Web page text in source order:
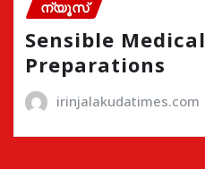
ന്യൂസ്
Sensible
Preparations
irinjalakudatimes.com